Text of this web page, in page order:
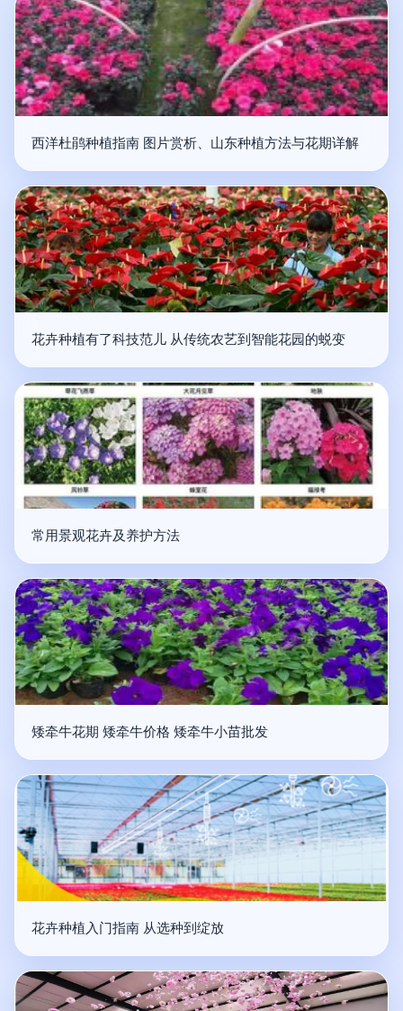
西洋杜鹃种植指南 图片赏析、山东种植方法与花期详解
花卉种植有了科技范儿 从传统农艺到智能花园的蜕变
常用景观花卉及养护方法
矮牵牛花期 矮牵牛价格 矮牵牛小苗批发
花卉种植入门指南 从选种到绽放